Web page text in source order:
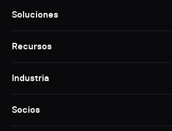
Soluciones
Recursos
Industria
Socios